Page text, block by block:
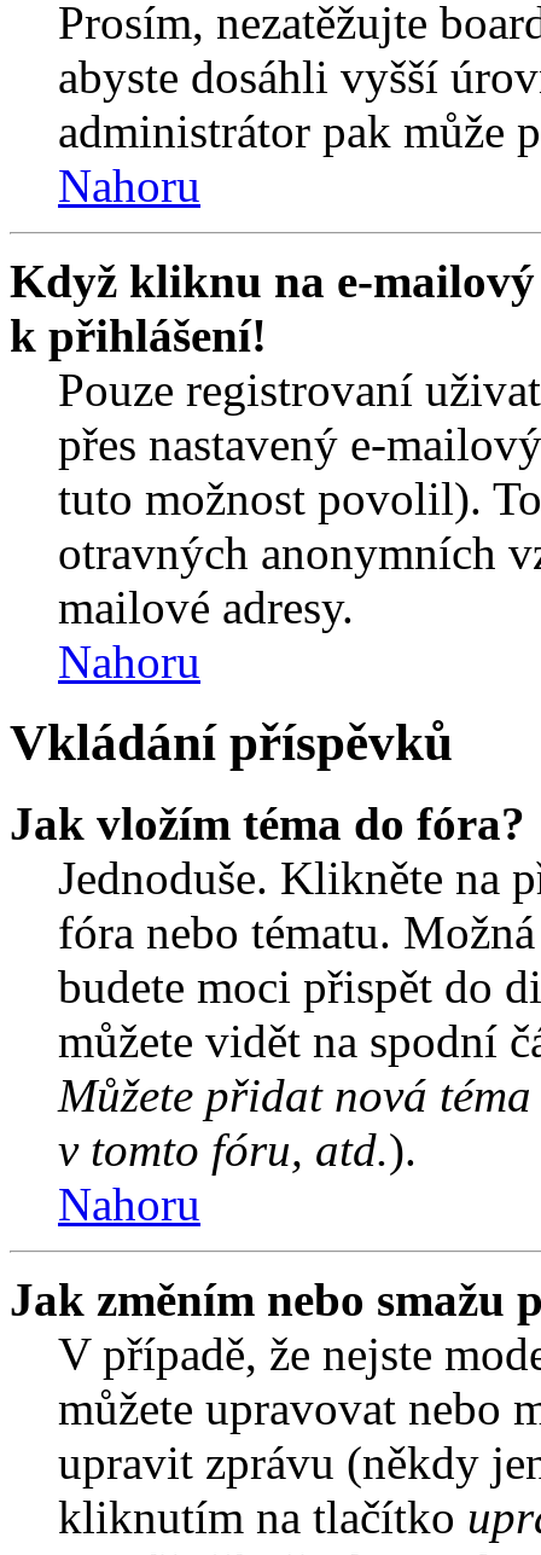
Prosím, nezatěžujte
abyste dosáhli vyšší
administrátor pak může
Nahoru
Když kliknu na e-
k přihlášení!
Pouze registrovaní
přes nastavený e-
tuto možnost povolil).
otravných anonymních
mailové adresy.
Nahoru
Vkládání příspěvků
Jak vložím téma do fóra?
Jednoduše. Klikněte na
fóra nebo tématu.
budete moci přispět do
můžete vidět na spodní
Můžete přidat nová
v tomto fóru, atd.).
Nahoru
Jak změním nebo smažu
V případě, že nejste
můžete upravovat nebo
upravit zprávu (někdy
kliknutím na tlačítko